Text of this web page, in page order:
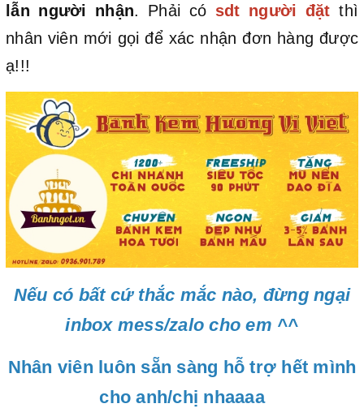
lẫn người nhận. Phải có sdt người đặt thì
nhân viên mới gọi để xác nhận đơn hàng được
ạ!!!
Nếu có bất cứ thắc mắc nào, đừng ngại
inbox mess/zalo cho em ^^
Nhân viên luôn sẵn sàng hỗ trợ hết mình
cho anh/chị nhaaaa